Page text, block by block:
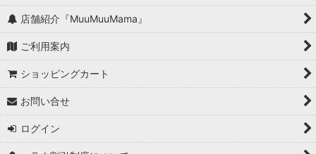
店舗紹介『MuuMuuMama』
ご利用案内
ショッピングカート
お問い合せ
ログイン